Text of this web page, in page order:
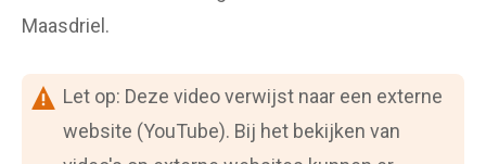
Maasdriel.
Let op: Deze video verwijst naar een externe
website (YouTube). Bij het bekijken van